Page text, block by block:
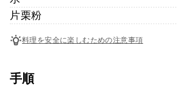
片栗粉
料理を安全に楽しむための注意事項
手順